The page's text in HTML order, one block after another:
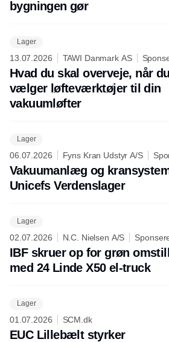
bygningen gør
Lager
13.07.2026 TAWI Danmark AS
Hvad du skal overveje, når du
vælger løfteværktøjer til din
vakuumløfter
Lager
06.07.2026 Fyns Kran Udstyr A/S
Vakuumanlæg og
Unicefs Verdenslager
Lager
02.07.2026 N.C. Nielsen A/S
IBF skruer op for grøn
med 24 Linde X50 el-truck
Lager
01.07.2026 SCM.dk
EUC Lillebælt styrker